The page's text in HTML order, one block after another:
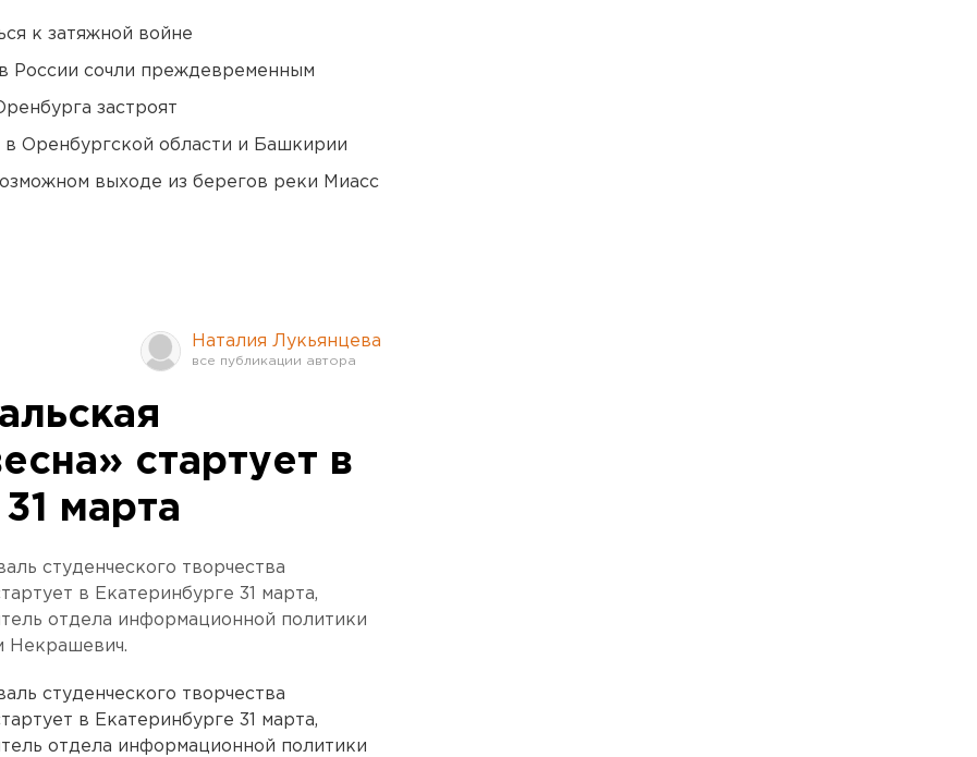
к затяжной войне
России сочли преждевременным
застроят
в Оренбургской области и Башкирии
выходе из берегов реки Миасс
Наталия Лукьянцева
стартует в
марта
студенческого творчества
в Екатеринбурге 31 марта,
отдела информационной политики
Некрашевич.
студенческого творчества
в Екатеринбурге 31 марта,
отдела информационной политики